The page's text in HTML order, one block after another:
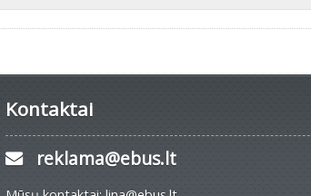
Kontaktai
reklama@ebus.lt